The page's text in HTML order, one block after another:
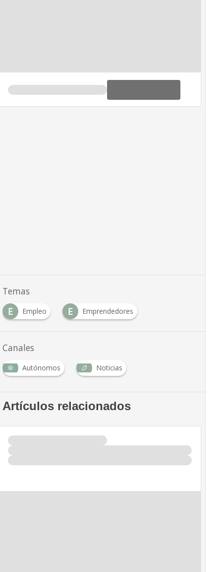
Temas
E
Empleo E Emprendedores
Canales
Autónomos Noticias
Artículos relacionados